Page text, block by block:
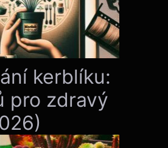
kerblíku:
pro zdravý